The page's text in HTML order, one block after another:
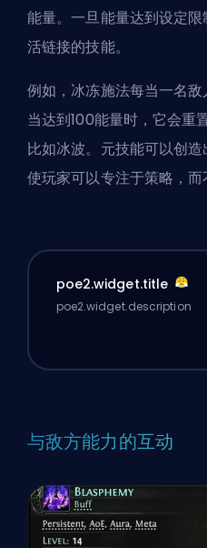
能量。一旦能量达到设定
活链接的技能。
例如，冰冻施法每当一名敌
当达到100能量时，它会重
比如冰波。元技能可以创
使玩家可以专注于策略，而
poe2.widget.title
poe2.widget.description
与敌方能力的互动